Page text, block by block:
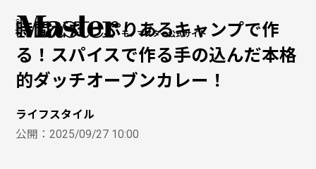
モノマスター公式サイト
時間がたっぷりあるキャンプで作
る！スパイスで作る手の込んだ本格
的ダッチオーブンカレー！
ライフスタイル
公開：2025/09/27 10:00